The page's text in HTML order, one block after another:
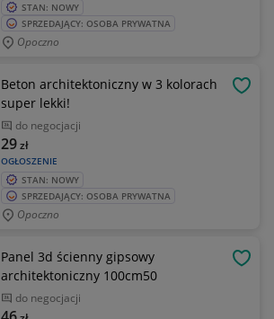
STAN: NOWY
SPRZEDAJĄCY: OSOBA PRYWATNA
Opoczno
Beton architektoniczny w 3 kolorach
super lekki!
do negocjacji
OGŁOSZENIE
29zł
STAN: NOWY
SPRZEDAJĄCY: OSOBA PRYWATNA
Opoczno
Panel 3d ścienny gipsowy
architektoniczny 100cm50
do negocjacji